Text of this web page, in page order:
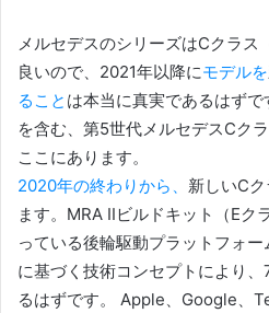
メルセデスのシリーズはCクラス
良いので、2021年以降にモデルを
ること は本当に真実であるはずで
を含む、第5世代メルセデスCク
ここにあります。
2020年の終わりから、 新しいC
ます。 MRA IIビルドキット（Eク
っている後輪駆動プラットフォー
に基づく技術コンセプトにより
るはずです。 Apple、Google、